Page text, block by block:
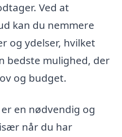
Ved at
kan du nemmere
og ydelser, hvilket
bedste mulighed, der
og budget.
en nødvendig og
når du har